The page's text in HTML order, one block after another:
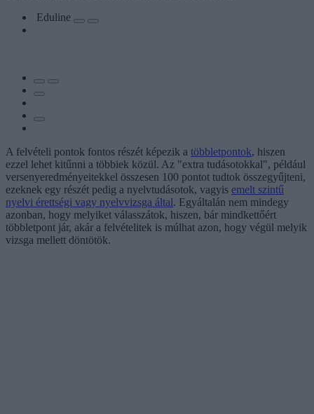
Eduline
A felvételi pontok fontos részét képezik a többletpontok, hiszen
ezzel lehet kitűnni a többiek közül. Az "extra tudásotokkal", például
versenyeredményeitekkel összesen 100 pontot tudtok összegyűjteni,
ezeknek egy részét pedig a nyelvtudásotok, vagyis emelt szintű
nyelvi érettségi vagy nyelvvizsga által. Egyáltalán nem mindegy
azonban, hogy melyiket válasszátok, hiszen, bár mindkettőért
többletpont jár, akár a felvételitek is múlhat azon, hogy végül melyik
vizsga mellett döntötök.